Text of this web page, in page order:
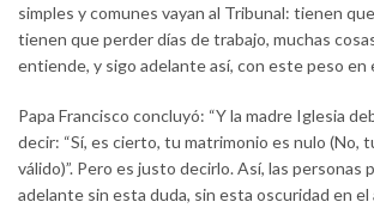
simples y comunes vayan al Tribunal: tienen
tienen que perder días de trabajo, muchas
entiende, y sigo adelante así, con este peso en
Papa Francisco concluyó: “Y la madre Iglesia
decir: “Sí, es cierto, tu matrimonio es nulo (No,
válido)”. Pero es justo decirlo. Así, las personas
adelante sin esta duda, sin esta oscuridad en el